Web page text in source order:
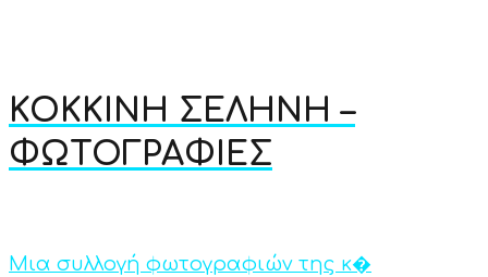
ΚΟΚΚΙΝΗ ΣΕΛΗΝΗ –
ΦΩΤΟΓΡΑΦΙΕΣ
Μια συλλογή φωτογραφιών της κ�